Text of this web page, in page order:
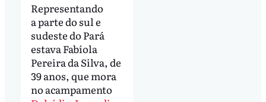
Representando
a parte do sul e
sudeste do Pará
estava Fabíola
Pereira da Silva, de
39 anos, que mora
no acampamento